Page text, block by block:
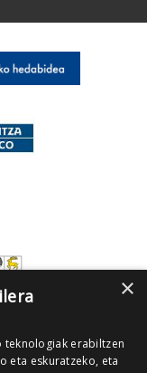
×
teknologiak erabiltzen
eta eskuratzeko, eta